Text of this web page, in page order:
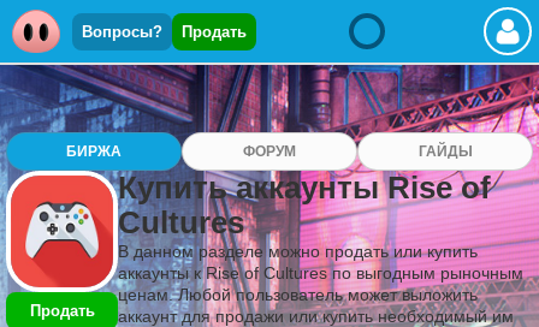
Вопросы? Продать
БИРЖА ФОРУМ ГАЙДЫ
Продать
Купить аккаунты Rise of
Cultures
В данном разделе можно продать или купить
аккаунты к Rise of Cultures по выгодным рыночным
ценам. Любой пользователь может выложить
аккаунт для продажи или купить необходимый им